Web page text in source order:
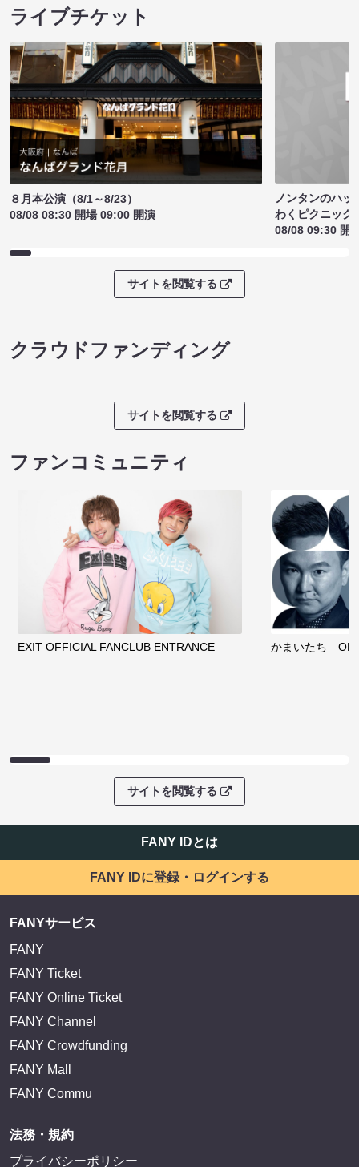
ライブチケット
８月本公演（8/1～8/23）
08/08 08:30 開場 09:00 開演
ノンタンのハッ
わくピクニック
08/08 09:30 開
サイトを閲覧する
クラウドファンディング
サイトを閲覧する
ファンコミュニティ
EXIT OFFICIAL FANCLUB ENTRANCE かまいたち
サイトを閲覧する
FANY IDとは
FANY IDに登録・ログインする
FANYサービス
FANY
FANY Ticket
FANY Online Ticket
FANY Channel
FANY Crowdfunding
FANY Mall
FANY Commu
法務・規約
プライバシーポリシー